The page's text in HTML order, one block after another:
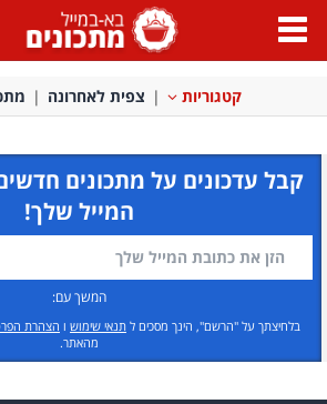
פתח
תפריט
קטגוריות צפית לאחרונה
קבל עדכונים על מתכונים
המייל שלך!
המשך עם:
בלחיצתך על "הרשם", הינך מסכים ל תנאי שימוש ו הצהרת
מהאתר.